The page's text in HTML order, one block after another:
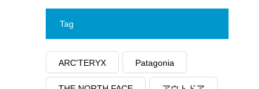
Tag
ARC'TERYX Patagonia